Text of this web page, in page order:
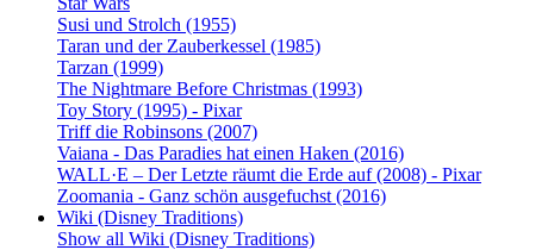
Susi und Strolch (1955)
Taran und der Zauberkessel (1985)
Tarzan (1999)
The Nightmare Before Christmas (1993)
Toy Story (1995) - Pixar
Triff die Robinsons (2007)
Vaiana - Das Paradies hat einen Haken (2016)
WALL·E – Der Letzte räumt die Erde auf (2008) - Pixar
Zoomania - Ganz schön ausgefuchst (2016)
Wiki (Disney Traditions)
Show all Wiki (Disney Traditions)